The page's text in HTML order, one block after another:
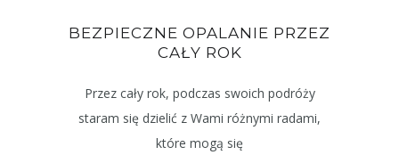
BEZPIECZNE OPALANIE PRZEZ
CAŁY ROK
Przez cały rok, podczas swoich podróży
staram się dzielić z Wami różnymi radami,
które mogą się